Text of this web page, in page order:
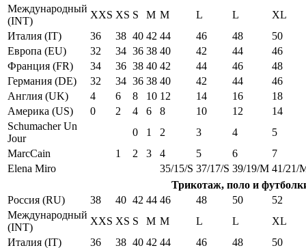
Международный
(INT)
XXS XS S M M L L
XL
Италия (IT)
36 38 40 42 44 46 48
50
Европа (EU)
32 34 36 38 40 42 44
46
Франция (FR)
34 36 38 40 42 44 46
48
Германия (DE)
32 34 36 38 40 42 44
46
Англия (UK)
4 6 8 10 12 14 16
18
Америка (US)
0 2 4 6 8 10 12
14
Schumacher Un
Jour
0 1 2 3 4
5
MarcCain
1 2 3 4 5 6
7
Elena Miro
35/15/S 37/17/S 39/19/M 41/21/
Трикотаж, поло и
Россия (RU)
38 40 42 44 46 48 50
52
Международный
(INT)
XXS XS S M M L L
XL
Италия (IT)
36 38 40 42 44 46 48
50